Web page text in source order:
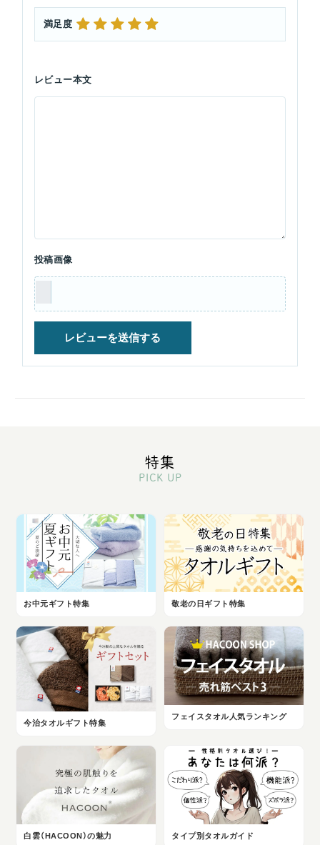
満足度
レビュー本文
投稿画像
特集
PICK UP
お中元ギフト特集 敬老の日ギフト特集
今治タオルギフト特集
フェイスタオル人気ランキング
白雲（HACOON）の魅力 タイプ別タオルガイド